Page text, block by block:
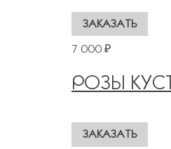
7 000 ₽
РОЗЫ